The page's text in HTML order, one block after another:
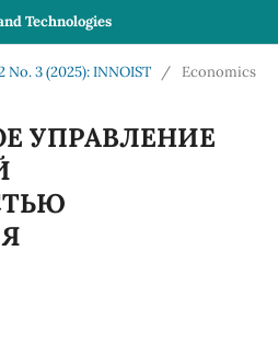
Technologies
No. 3 (2025): INNOIST / Economics
УПРАВЛЕНИЕ